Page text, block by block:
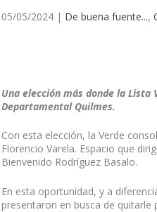
05/05/2024 | De buena fuente...,
Una elección más donde la
Departamental Quilmes.
Con esta elección, la Verde
Florencio Varela. Espacio que
Bienvenido Rodríguez Basalo.
En esta oportunidad, y a
presentaron en busca de